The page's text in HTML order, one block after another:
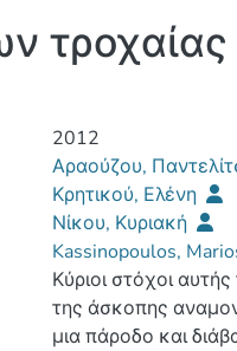
τροχαίας
2012
Αραούζου,
Κρητικού, Ελένη
Νίκου, Κυριακή
Kassinopoulos,
Κύριοι στόχοι
της άσκοπης
μια πάροδο και